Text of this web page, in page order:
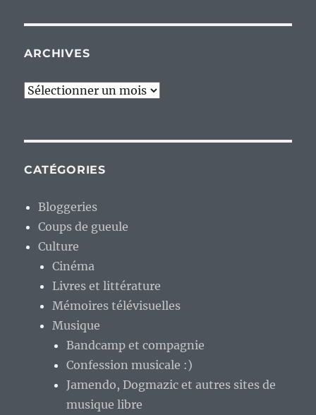
ARCHIVES
Archives
CATÉGORIES
Bloggeries
Coups de gueule
Culture
Cinéma
Livres et littérature
Mémoires télévisuelles
Musique
Bandcamp et compagnie
Confession musicale :)
Jamendo, Dogmazic et autres sites de
musique libre